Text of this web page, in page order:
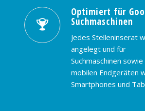
Optimiert für
Suchmaschinen
Jedes Stelleninserat
angelegt und für
Suchmaschinen
mobilen Endgeräten
Smartphones und